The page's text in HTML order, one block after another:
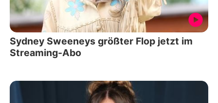
Sydney Sweeneys größter Flop jetzt im
Streaming-Abo